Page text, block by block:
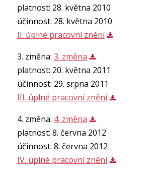
platnost: 28. května 2010
účinnost: 28. května 2010
II. úplné pracovní znění
3. změna: 3. změna
platnost: 20. května 2011
účinnost: 29. srpna 2011
III. úplné pracovní znění
4. změna: 4. změna
platnost: 8. června 2012
účinnost: 8. června 2012
IV. úplné pracovní znění